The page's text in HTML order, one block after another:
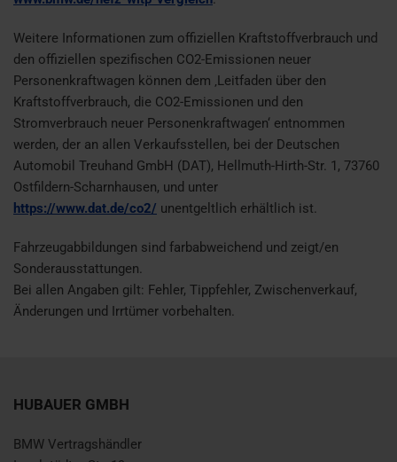
Weitere Informationen zum offiziellen Kraftstoffverbrauch und
den offiziellen spezifischen CO2-Emissionen neuer
Personenkraftwagen können dem ‚Leitfaden über den
Kraftstoffverbrauch, die CO2-Emissionen und den
Stromverbrauch neuer Personenkraftwagen‘ entnommen
werden, der an allen Verkaufsstellen, bei der Deutschen
Automobil Treuhand GmbH (DAT), Hellmuth-Hirth-Str. 1, 73760
Ostfildern-Scharnhausen, und unter
https://www.dat.de/co2/ unentgeltlich erhältlich ist.
Fahrzeugabbildungen sind farbabweichend und zeigt/en
Sonderausstattungen.
Bei allen Angaben gilt: Fehler, Tippfehler, Zwischenverkauf,
Änderungen und Irrtümer vorbehalten.
HUBAUER GMBH
BMW Vertragshändler